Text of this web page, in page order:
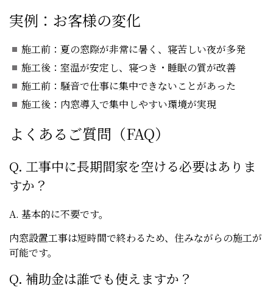
実例：お客様の変化
施工前：夏の窓際が非常に暑く、寝苦しい夜が多発
施工後：室温が安定し、寝つき・睡眠の質が改善
施工前：騒音で仕事に集中できないことがあった
施工後：内窓導入で集中しやすい環境が実現
よくあるご質問（FAQ）
Q. 工事中に長期間家を空ける必要はありま
すか？
A. 基本的に不要です。
内窓設置工事は短時間で終わるため、住みながらの施工が
可能です。
Q. 補助金は誰でも使えますか？